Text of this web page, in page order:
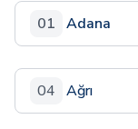
01 Adana
04 Ağrı